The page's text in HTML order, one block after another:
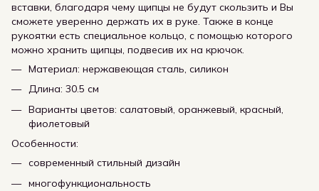
вставки, благодаря чему щипцы не будут скользить и Вы
сможете уверенно держать их в руке. Также в конце
рукоятки есть специальное кольцо, с помощью которого
можно хранить щипцы, подвесив их на крючок.
Материал: нержавеющая сталь, силикон
Длина: 30.5 см
Варианты цветов: салатовый, оранжевый, красный,
фиолетовый
Особенности:
современный стильный дизайн
многофункциональность